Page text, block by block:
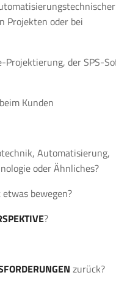
Projekten oder bei
der SPS-
Kunden
Automatisierung,
oder Ähnliches?
bewegen?
?
zurück?